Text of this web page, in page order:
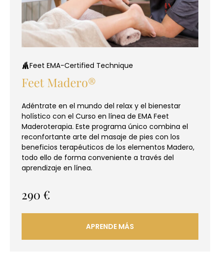
Feet EMA-Certified Technique
Feet Madero®
Adéntrate en el mundo del relax y el bienestar
holístico con el Curso en línea de EMA Feet
Maderoterapia. Este programa único combina el
reconfortante arte del masaje de pies con los
beneficios terapéuticos de los elementos Madero,
todo ello de forma conveniente a través del
aprendizaje en línea.
290 €
APRENDE MÁS